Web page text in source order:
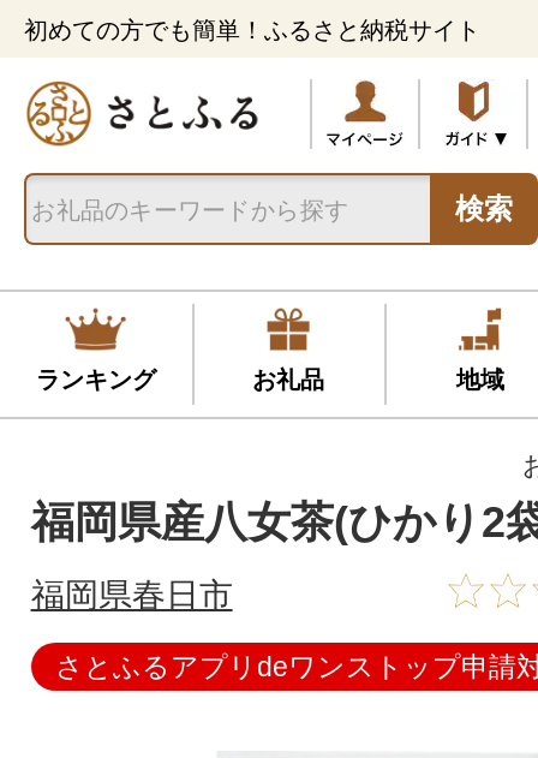
初めての方でも簡単！ふるさと納税サイト
検索
ランキング お礼品 地域
福岡県産八女茶(ひかり2
福岡県春日市
さとふるアプリdeワンストップ申請